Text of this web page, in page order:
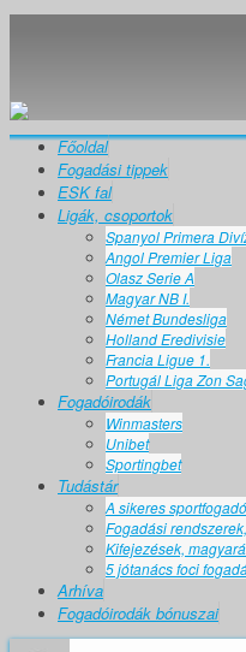
Főoldal
Fogadási tippek
ESK fal
Ligák, csoportok
Spanyol Primera
Angol Premier Liga
Olasz Serie A
Magyar NB I.
Német Bundesliga
Holland Eredivisie
Francia Ligue 1.
Portugál Liga Zon
Fogadóirodák
Winmasters
Unibet
Sportingbet
Tudástár
A sikeres
Fogadási
Kifejezések,
5 jótanács foci
Arhíva
Fogadóirodák bónuszai